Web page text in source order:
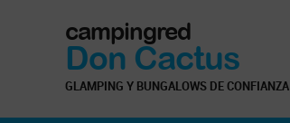
campingred
Don Cactus
GLAMPING Y BUNGALOWS DE CONFIANZA